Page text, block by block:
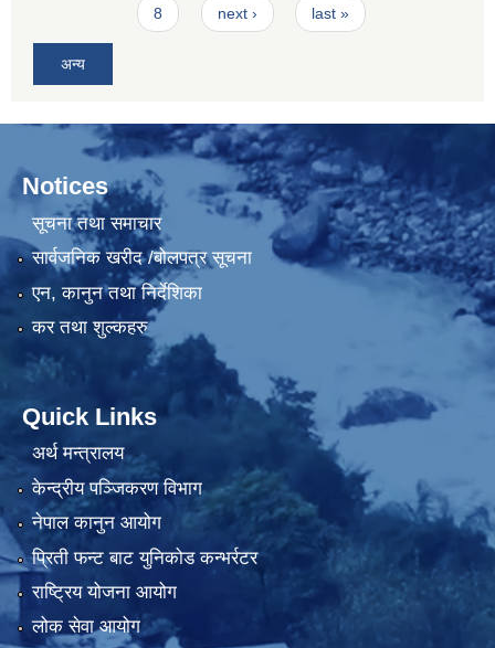
8 next › last »
अन्य
Notices
सूचना तथा समाचार
सार्वजनिक खरीद /बोलपत्र सूचना
एन, कानुन तथा निर्देशिका
कर तथा शुल्कहरु
Quick Links
अर्थ मन्त्रालय
केन्द्रीय पञ्जिकरण विभाग
नेपाल कानुन आयोग
प्रिती फन्ट बाट युनिकोड कन्भर्रटर
राष्ट्रिय योजना आयोग
लोक सेवा आयोग